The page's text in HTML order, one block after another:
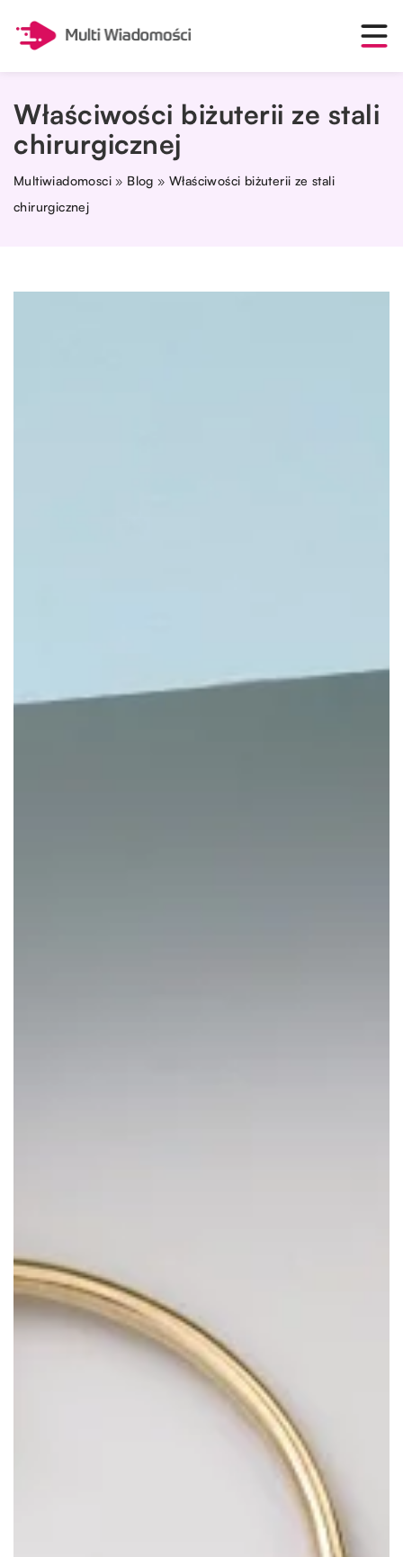
Właściwości biżuterii ze stali
chirurgicznej
Multiwiadomosci » Blog »Właściwości biżuterii ze stali
chirurgicznej